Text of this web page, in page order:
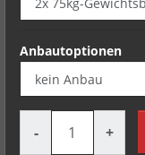
Anbautoptionen
- +